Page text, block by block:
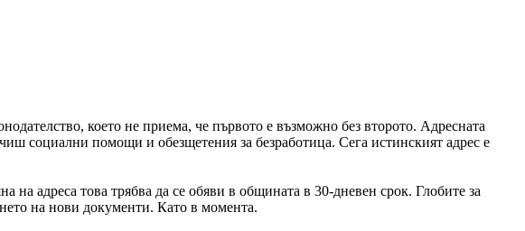
което не приема, че първото е възможно без второто. Адресната
социални помощи и обезщетения за безработица. Сега истинският адрес е
на адреса това трябва да се обяви в общината в 30-дневен срок. Глобите за
на нови документи. Като в момента.